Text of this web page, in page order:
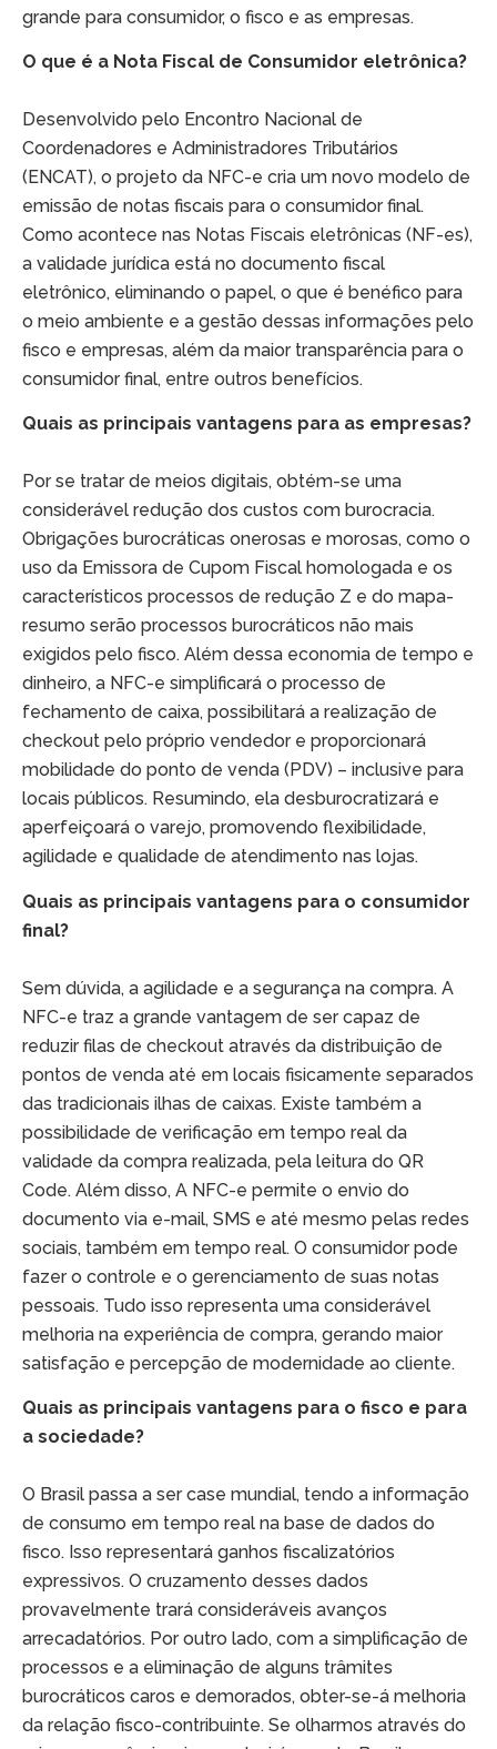
grande para consumidor, o fisco e as empresas.
O que é a Nota Fiscal de Consumidor eletrônica?
Desenvolvido pelo Encontro Nacional de
Coordenadores e Administradores Tributários
(ENCAT), o projeto da NFC-e cria um novo modelo de
emissão de notas fiscais para o consumidor final.
Como acontece nas Notas Fiscais eletrônicas (NF-es),
a validade jurídica está no documento fiscal
eletrônico, eliminando o papel, o que é benéfico para
o meio ambiente e a gestão dessas informações pelo
fisco e empresas, além da maior transparência para o
consumidor final, entre outros benefícios.
Quais as principais vantagens para as empresas?
Por se tratar de meios digitais, obtém-se uma
considerável redução dos custos com burocracia.
Obrigações burocráticas onerosas e morosas, como o
uso da Emissora de Cupom Fiscal homologada e os
característicos processos de redução Z e do mapa-
resumo serão processos burocráticos não mais
exigidos pelo fisco. Além dessa economia de tempo e
dinheiro, a NFC-e simplificará o processo de
fechamento de caixa, possibilitará a realização de
checkout pelo próprio vendedor e proporcionará
mobilidade do ponto de venda (PDV) – inclusive para
locais públicos. Resumindo, ela desburocratizará e
aperfeiçoará o varejo, promovendo flexibilidade,
agilidade e qualidade de atendimento nas lojas.
Quais as principais vantagens para o consumidor
final?
Sem dúvida, a agilidade e a segurança na compra. A
NFC-e traz a grande vantagem de ser capaz de
reduzir filas de checkout através da distribuição de
pontos de venda até em locais fisicamente separados
das tradicionais ilhas de caixas. Existe também a
possibilidade de verificação em tempo real da
validade da compra realizada, pela leitura do QR
Code. Além disso, A NFC-e permite o envio do
documento via e-mail, SMS e até mesmo pelas redes
sociais, também em tempo real. O consumidor pode
fazer o controle e o gerenciamento de suas notas
pessoais. Tudo isso representa uma considerável
melhoria na experiência de compra, gerando maior
satisfação e percepção de modernidade ao cliente.
Quais as principais vantagens para o fisco e para
a sociedade?
O Brasil passa a ser case mundial, tendo a informação
de consumo em tempo real na base de dados do
fisco. Isso representará ganhos fiscalizatórios
expressivos. O cruzamento desses dados
provavelmente trará consideráveis avanços
arrecadatórios. Por outro lado, com a simplificação de
processos e a eliminação de alguns trâmites
burocráticos caros e demorados, obter-se-á melhoria
da relação fisco-contribuinte. Se olharmos através do